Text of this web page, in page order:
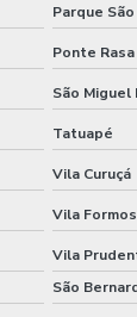
Parque
Ponte Rasa
São Miguel
Tatuapé
Vila Curuçá
Vila
Vila
São